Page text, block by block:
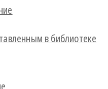
в библиотеке